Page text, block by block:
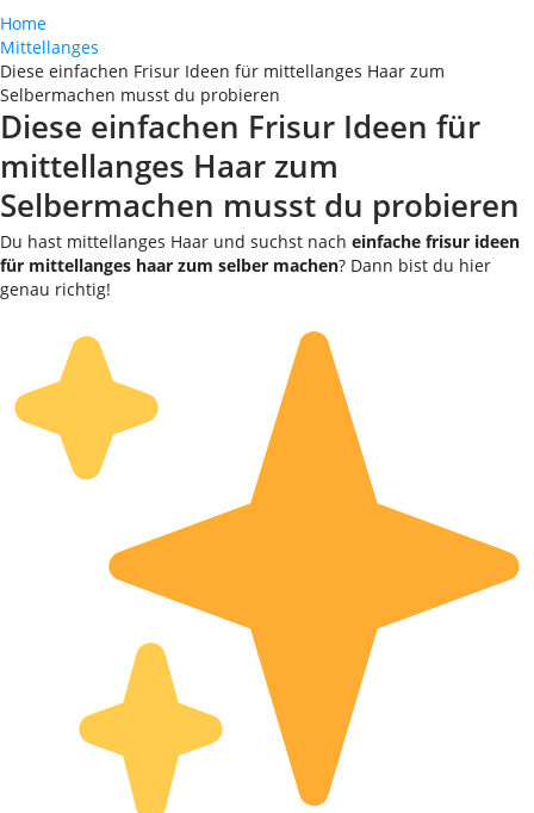
Home
Mittellanges
Diese einfachen Frisur Ideen für mittellanges Haar zum
Selbermachen musst du probieren
Diese einfachen Frisur Ideen für
mittellanges Haar zum
Selbermachen musst du probieren
Du hast mittellanges Haar und suchst nach einfache frisur ideen
für mittellanges haar zum selber machen? Dann bist du hier
genau richtig!